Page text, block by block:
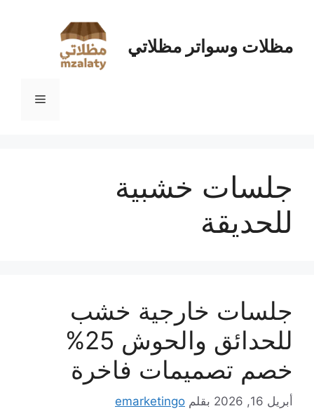
المحتوىمظلات وسواتر مظلاتي
القائمة
جلسات خشبية
للحديقة
جلسات خارجية خشب
للحدائق والحوش 25%
خصم تصميمات فاخرة
أبريل 16, 2026 بقلم emarketingo